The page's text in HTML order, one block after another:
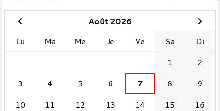
Août 2026
Lu
Ma Me Je Ve Sa
Di
1
2
3
4 5 6 7 8
9
10
11 12 13 14 15
16